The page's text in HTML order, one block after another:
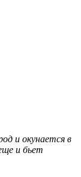
и окунается в
и бьет